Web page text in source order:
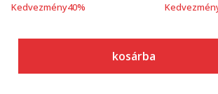
Kedvezmény40%
kosárba